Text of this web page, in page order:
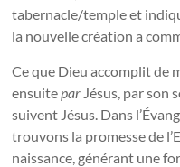
tabernacle/temple et
la nouvelle création a
Ce que Dieu accomplit de
ensuitepar Jésus, par son
suivent Jésus. Dans
trouvons la promesse de
naissance, générant une